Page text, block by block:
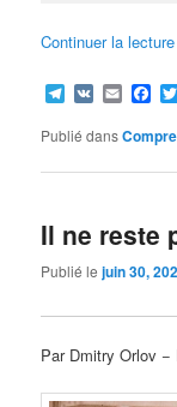
Continuer la lecture
Telegram
VK Email
Publié dans
Il ne reste
Publié lejuin 30,
Par Dmitry Orlov